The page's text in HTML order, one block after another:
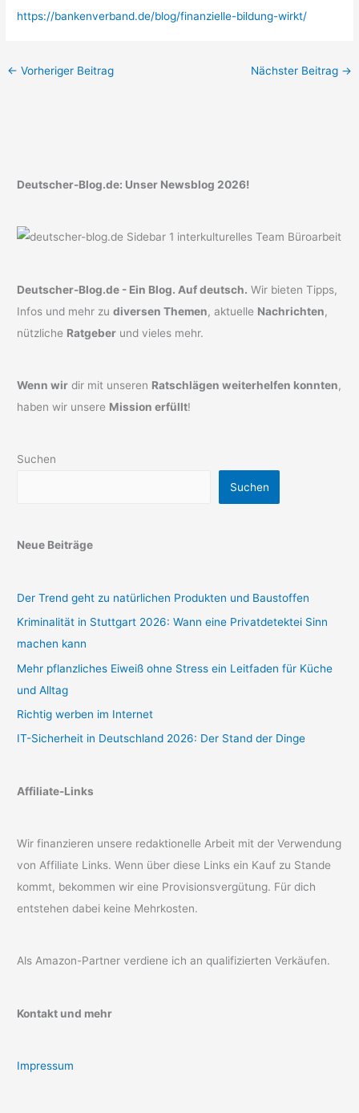
https://bankenverband.de/blog/finanzielle-bildung-wirkt/
← Vorheriger Beitrag Nächster Beitrag →
Deutscher-Blog.de: Unser Newsblog 2026!
Deutscher-Blog.de - Ein Blog. Auf deutsch. Wir bieten Tipps,
Infos und mehr zudiversen Themen, aktuelle Nachrichten,
nützliche Ratgeber und vieles mehr.
Wenn wir dir mit unseren Ratschlägen weiterhelfen konnten,
haben wir unsere Mission erfüllt!
Suchen
Suchen
Neue Beiträge
Der Trend geht zu natürlichen Produkten und Baustoffen
Kriminalität in Stuttgart 2026: Wann eine Privatdetektei Sinn
machen kann
Mehr pflanzliches Eiweiß ohne Stress ein Leitfaden für Küche
und Alltag
Richtig werben im Internet
IT-Sicherheit in Deutschland 2026: Der Stand der Dinge
Affiliate-Links
Wir finanzieren unsere redaktionelle Arbeit mit der Verwendung
von Affiliate Links. Wenn über diese Links ein Kauf zu Stande
kommt, bekommen wir eine Provisionsvergütung. Für dich
entstehen dabei keine Mehrkosten.
Als Amazon-Partner verdiene ich an qualifizierten Verkäufen.
Kontakt und mehr
Impressum